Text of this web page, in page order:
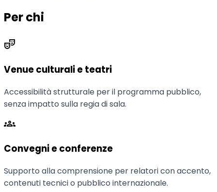
Per chi
theater_comedy
Venue culturali e teatri
Accessibilità strutturale per il programma pubblico,
senza impatto sulla regia di sala.
groups
Convegni e conferenze
Supporto alla comprensione per relatori con accento,
contenuti tecnici o pubblico internazionale.